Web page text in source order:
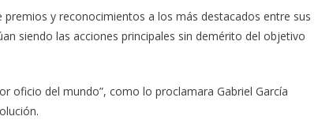
y reconocimientos a los más destacados entre sus
siendo las acciones principales sin demérito del objetivo
oficio del mundo”, como lo proclamara Gabriel García